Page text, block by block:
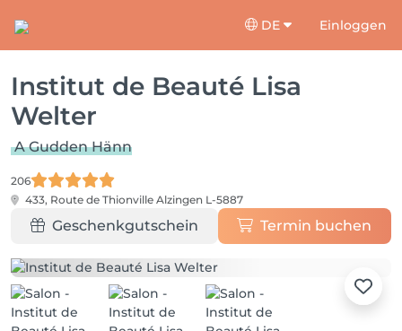
DE Einloggen
Institut de Beauté Lisa
Welter
A Gudden Hänn
206
433, Route de Thionville Alzingen L-5887
Geschenkgutschein Termin buchen